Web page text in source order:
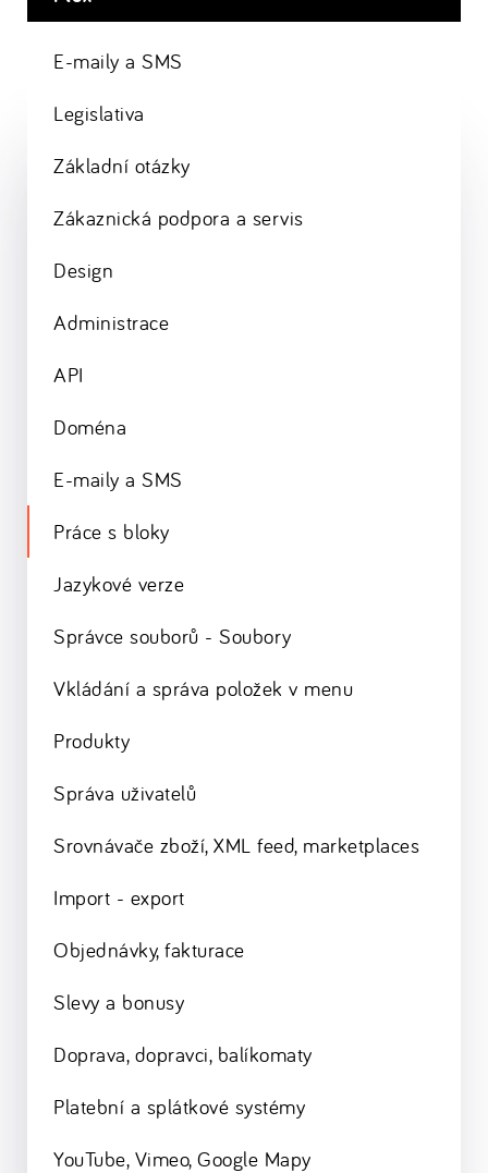
E-maily a SMS
Legislativa
Základní otázky
Zákaznická podpora a servis
Design
Administrace
API
Doména
E-maily a SMS
Práce s bloky
Jazykové verze
Správce souborů - Soubory
Vkládání a správa položek v menu
Produkty
Správa uživatelů
Srovnávače zboží, XML feed, marketplaces
Import - export
Objednávky, fakturace
Slevy a bonusy
Doprava, dopravci, balíkomaty
Platební a splátkové systémy
YouTube, Vimeo, Google Mapy